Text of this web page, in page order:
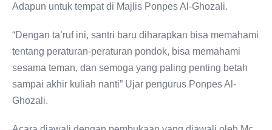
Adapun untuk tempat di Majlis Ponpes Al-Ghozali.
“Dengan ta’ruf ini, santri baru diharapkan bisa memahami
tentang peraturan-peraturan pondok, bisa memahami
sesama teman, dan semoga yang paling penting betah
sampai akhir kuliah nanti” Ujar pengurus Ponpes Al-
Ghozali.